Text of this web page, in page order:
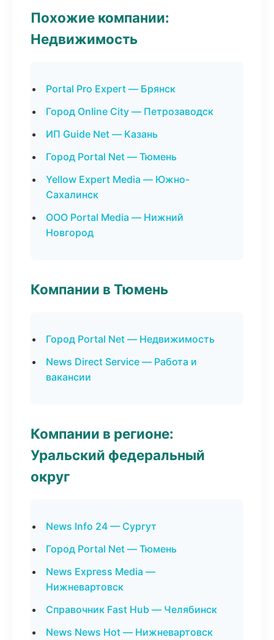
Похожие компании:
Недвижимость
Portal Pro Expert — Брянск
Город Online City — Петрозаводск
ИП Guide Net — Казань
Город Portal Net — Тюмень
Yellow Expert Media — Южно-
Сахалинск
ООО Portal Media — Нижний
Новгород
Компании в Тюмень
Город Portal Net — Недвижимость
News Direct Service — Работа и
вакансии
Компании в регионе:
Уральский федеральный
округ
News Info 24 — Сургут
Город Portal Net — Тюмень
News Express Media —
Нижневартовск
Справочник Fast Hub — Челябинск
News News Hot — Нижневартовск